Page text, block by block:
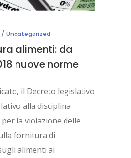
Uncategorized
alimenti: da
nuove norme
il Decreto legislativo
alla disciplina
la violazione delle
fornitura di
alimenti ai